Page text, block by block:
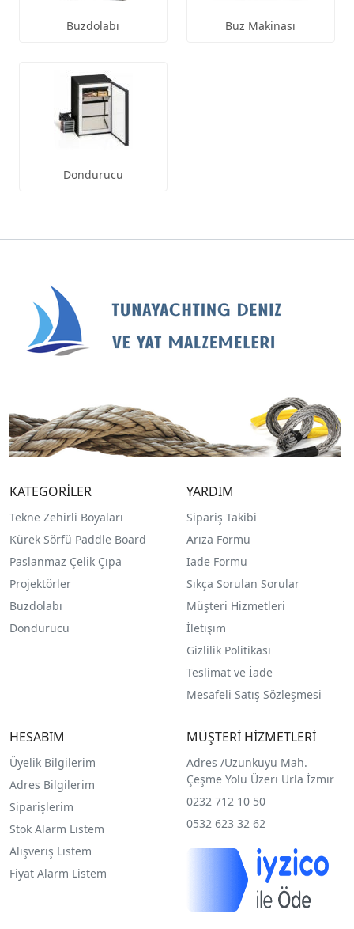
Buzdolabı Buz Makinası
Dondurucu
KATEGORİLER
Tekne Zehirli Boyaları
Kürek Sörfü Paddle Board
Paslanmaz Çelik Çıpa
Projektörler
Buzdolabı
Dondurucu
YARDIM
Sipariş Takibi
Arıza Formu
İade Formu
Sıkça Sorulan Sorular
Müşteri Hizmetleri
İletişim
Gizlilik Politikası
Teslimat ve İade
Mesafeli Satış Sözleşmesi
HESABIM
Üyelik Bilgilerim
Adres Bilgilerim
Siparişlerim
Stok Alarm Listem
Alışveriş Listem
Fiyat Alarm Listem
MÜŞTERİ HİZMETLERİ
Adres /Uzunkuyu Mah.
Çeşme Yolu Üzeri Urla İzmir
0232 712 10 50
0532 623 32 62